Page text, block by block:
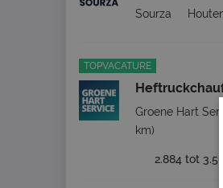
Sourza
TOPVACATURE
Groene Hart
km)
2.884 tot